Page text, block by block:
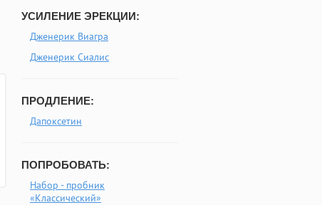
УСИЛЕНИЕ ЭРЕКЦИИ:
Дженерик Виагра
Дженерик Сиалис
ПРОДЛЕНИЕ:
Дапоксетин
ПОПРОБОВАТЬ:
Набор - пробник
«Классический»